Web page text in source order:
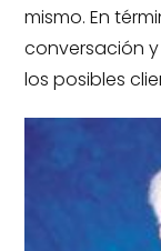
mismo. En
conversación
los posibles